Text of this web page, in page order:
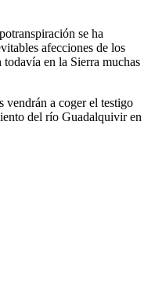
se ha
afecciones de los
en la Sierra muchas
vendrán a coger el testigo
del río Guadalquivir en